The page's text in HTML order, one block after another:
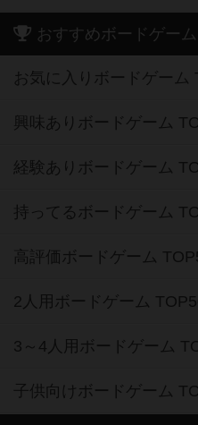
おすすめボードゲーム
お気に入りボードゲーム
興味ありボードゲーム
経験ありボードゲーム
持ってるボードゲーム
高評価ボードゲーム
2人用ボードゲーム
3～4人用ボードゲーム
子供向けボードゲーム